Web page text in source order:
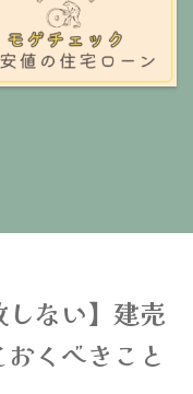
しない】建売
くべきこと